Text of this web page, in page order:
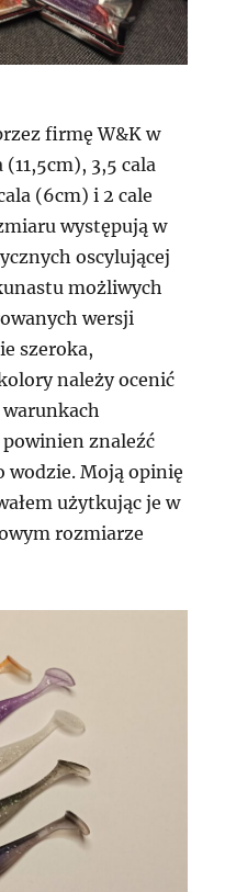
firmę W&K w
3,5 cala
(6cm) i 2 cale
występują w
oscylującej
możliwych
wersji
szeroka,
należy ocenić
znaleźć
wodzie. Moją opinię
użytkując je w
rozmiarze